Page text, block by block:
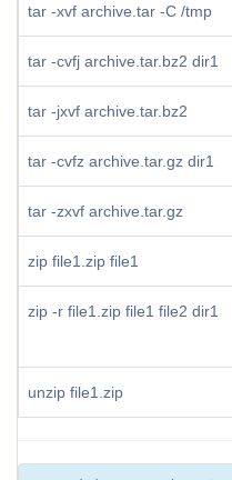
tar -xvf archive.tar -C /tmp
tar -cvfj archive.tar.bz2 dir1
tar -jxvf archive.tar.bz2
tar -cvfz archive.tar.gz dir1
tar -zxvf archive.tar.gz
zip file1.zip file1
zip -r file1.zip file1 file2 dir1
unzip file1.zip